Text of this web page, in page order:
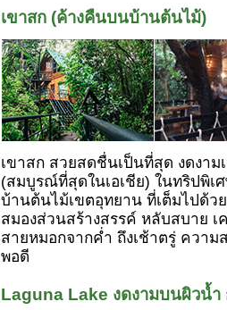
เขาสก (ค้างคืนบนบ้านต้นไม้)
เขาสก สวยสดชื่นเป็นที่สุด งดงา
(สมบูรณ์ที่สุดในเอเชีย) ในทริปพิเ
บ้านต้นไม้เขตอุทยาน ที่เต็มไปด้
สมองส่วนสร้างสรรค์ หลับสบาย
สายหมอกจากค่ำ ถึงเช้าตรู่ ควา
พอดี
Laguna Lake งดงามบนผิวน้ำ